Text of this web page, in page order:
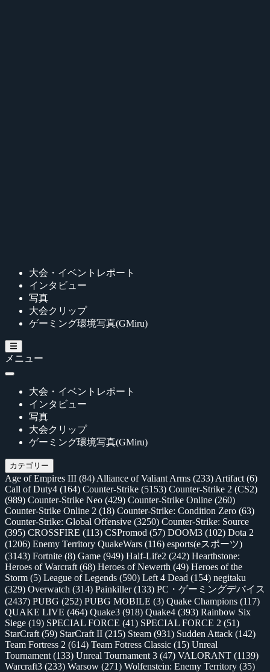
大会・イベントレポート
インタビュー
写真
大会クリップ
ゲーミング環境写真(GMiru)
メニュー
大会・イベントレポート
インタビュー
写真
大会クリップ
ゲーミング環境写真(GMiru)
カテゴリー
Age of Empires III (84) Alliance of Valiant Arms (233) Artifact (6)
Call of Duty4 (164) Counter-Strike (5153) Counter-Strike 2 (CS2)
(989) Counter-Strike Neo (429) Counter-Strike Online (260)
Counter-Strike Online 2 (18) Counter-Strike: Condition Zero (63)
Counter-Strike: Global Offensive (3250) Counter-Strike: Source
(395) CROSSFIRE (113) CSPromod (57) DOOM3 (102) Dota 2
(1206) Enemy Territory QuakeWars (116) esports(eスポーツ)
(3143) Fortnite (8) Game (949) Half-Life2 (242) Hearthstone:
Heroes of Warcraft (68) Heroes of Newerth (49) Heroes of the
Storm (5) League of Legends (590) Left 4 Dead (154) negitaku
(329) Overwatch (314) Painkiller(133) PC・ゲーミングデバイス
(2437) PUBG (252) PUBG MOBILE (3) Quake Champions (117)
QUAKE LIVE (464) Quake3 (918) Quake4 (393) Rainbow Six
Siege (19) SPECIAL FORCE (41) SPECIAL FORCE 2 (51)
StarCraft (59) StarCraft II (215) Steam (931) Sudden Attack (142)
Team Fortress 2 (614) Team Fotress Classic (15) Unreal
Tournament (133) Unreal Tournament 3 (47) VALORANT (1139)
Warcraft3 (233) Warsow (271) Wolfenstein: Enemy Territory (35)